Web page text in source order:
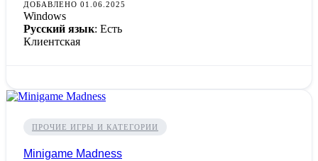
ДОБАВЛЕНО 01.06.2025
Windows
Русский язык: Есть
Клиентская
ПРОЧИЕ ИГРЫ И КАТЕГОРИИ
Minigame Madness